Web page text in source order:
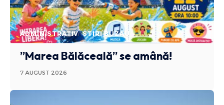
ADMINISTRATIV STIRI BUZAU
”Marea Bălăceală” se amână!
7 AUGUST 2026